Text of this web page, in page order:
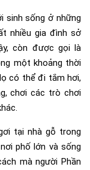
sinh sống ở những
nhiều gia đình sở
còn được gọi là
một khoảng thời
có thể đi tắm hơi,
chơi các trò chơi
tại nhà gỗ trong
phố lớn và sống
mà người Phần